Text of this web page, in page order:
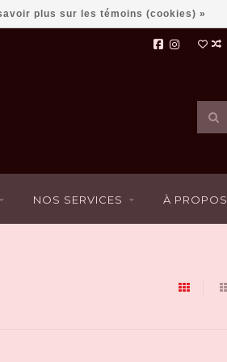
NOS SERVICES À PROPOS
plus sur les témoins (cookies) »